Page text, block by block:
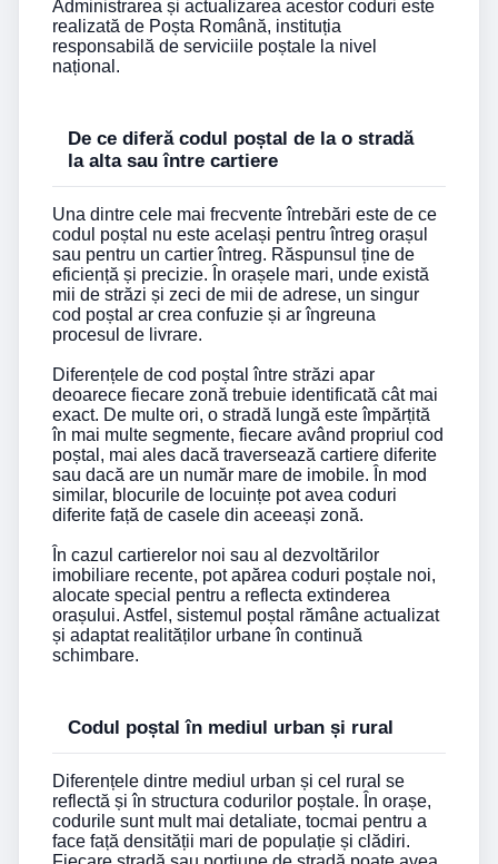
Administrarea și actualizarea acestor coduri este
realizată de Poșta Română, instituția
responsabilă de serviciile poștale la nivel
național.
De ce diferă codul poștal de la o stradă
la alta sau între cartiere
Una dintre cele mai frecvente întrebări este de ce
codul poștal nu este același pentru întreg orașul
sau pentru un cartier întreg. Răspunsul ține de
eficiență și precizie. În orașele mari, unde există
mii de străzi și zeci de mii de adrese, un singur
cod poștal ar crea confuzie și ar îngreuna
procesul de livrare.
Diferențele de cod poștal între străzi apar
deoarece fiecare zonă trebuie identificată cât mai
exact. De multe ori, o stradă lungă este împărțită
în mai multe segmente, fiecare având propriul cod
poștal, mai ales dacă traversează cartiere diferite
sau dacă are un număr mare de imobile. În mod
similar, blocurile de locuințe pot avea coduri
diferite față de casele din aceeași zonă.
În cazul cartierelor noi sau al dezvoltărilor
imobiliare recente, pot apărea coduri poștale noi,
alocate special pentru a reflecta extinderea
orașului. Astfel, sistemul poștal rămâne actualizat
și adaptat realităților urbane în continuă
schimbare.
Codul poștal în mediul urban și rural
Diferențele dintre mediul urban și cel rural se
reflectă și în structura codurilor poștale. În orașe,
codurile sunt mult mai detaliate, tocmai pentru a
face față densității mari de populație și clădiri.